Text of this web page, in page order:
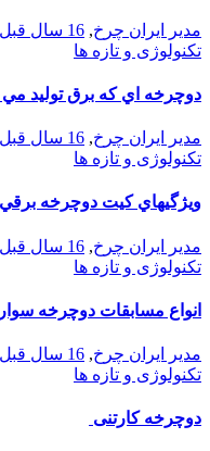
چرخ,16 سال قبل 1 min
و تازه ها
اي که برق توليد مي کند
چرخ,16 سال قبل 1 min
و تازه ها
كيت دوچرخه برقي
چرخ,16 سال قبل 1 min
و تازه ها
مسابقات دوچرخه سواری
چرخ,16 سال قبل 3 min
و تازه ها
کارتنی